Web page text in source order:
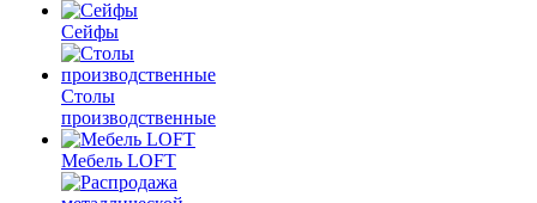
Сейфы
Столы
производственные
Мебель LOFT